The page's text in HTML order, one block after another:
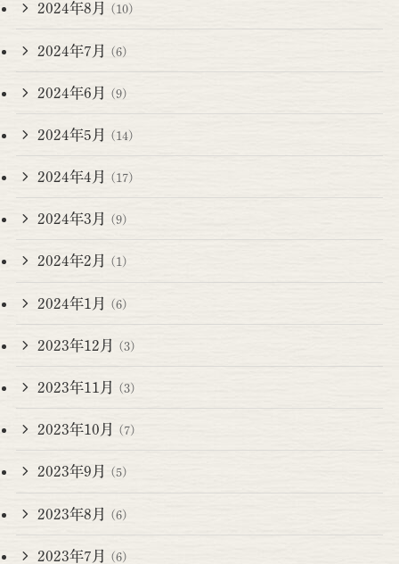
2024年8月 (10)
2024年7月 (6)
2024年6月 (9)
2024年5月 (14)
2024年4月 (17)
2024年3月 (9)
2024年2月 (1)
2024年1月 (6)
2023年12月 (3)
2023年11月 (3)
2023年10月 (7)
2023年9月 (5)
2023年8月 (6)
2023年7月 (6)